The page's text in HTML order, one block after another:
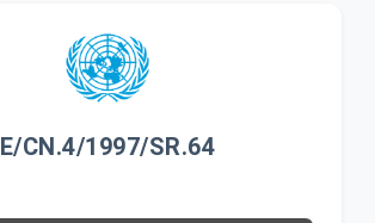
E/CN.4/1997/SR.64